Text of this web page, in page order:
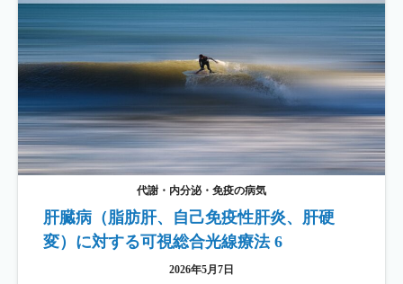
代謝・内分泌・免疫の病気
肝臓病（脂肪肝、自己免疫性肝炎、肝硬
変）に対する可視総合光線療法 6
2026年5月7日